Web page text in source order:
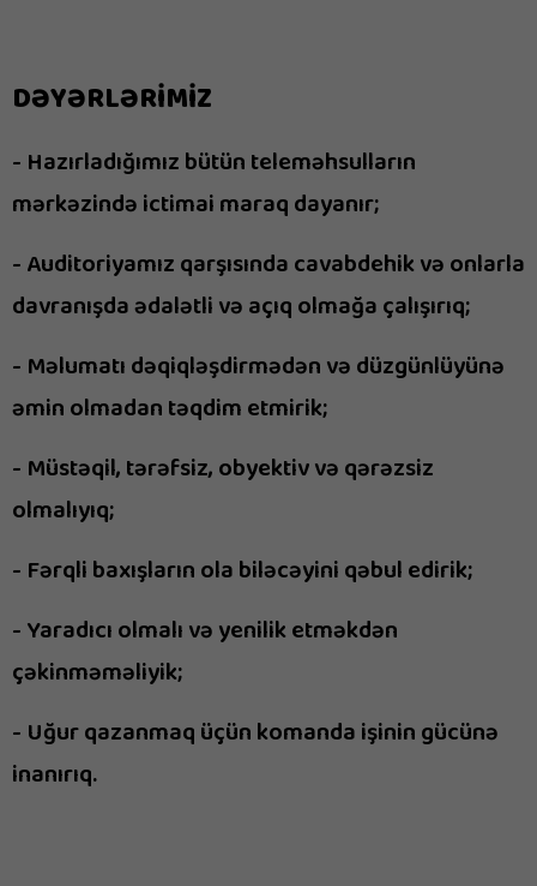
DƏYƏRLƏRİMİZ
- Hazırladığımız bütün teleməhsulların
mərkəzində ictimai maraq dayanır;
- Auditoriyamız qarşısında cavabdehik və onlarla
davranışda ədalətli və açıq olmağa çalışırıq;
- Məlumatı dəqiqləşdirmədən və düzgünlüyünə
əmin olmadan təqdim etmirik;
- Müstəqil, tərəfsiz, obyektiv və qərəzsiz
olmalıyıq;
- Fərqli baxışların ola biləcəyini qəbul edirik;
- Yaradıcı olmalı və yenilik etməkdən
çəkinməməliyik;
- Uğur qazanmaq üçün komanda işinin gücünə
inanırıq.